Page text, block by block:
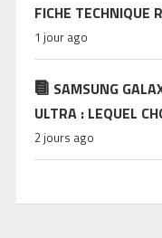
FICHE TECHNIQUE
1 jour ago
SAMSUNG
ULTRA : LEQUEL
2 jours ago